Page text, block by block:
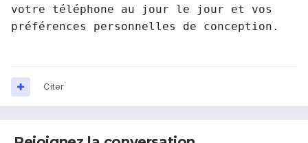
votre téléphone au jour le jour et vos
préférences personnelles de conception.
Citer